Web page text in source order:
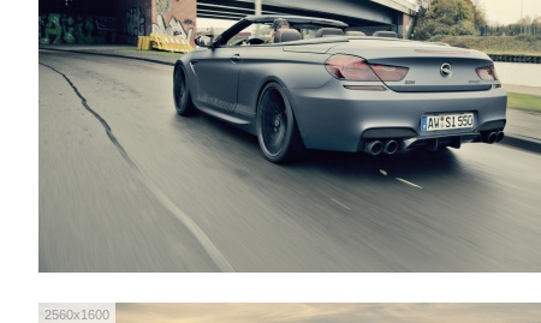
2560x1600